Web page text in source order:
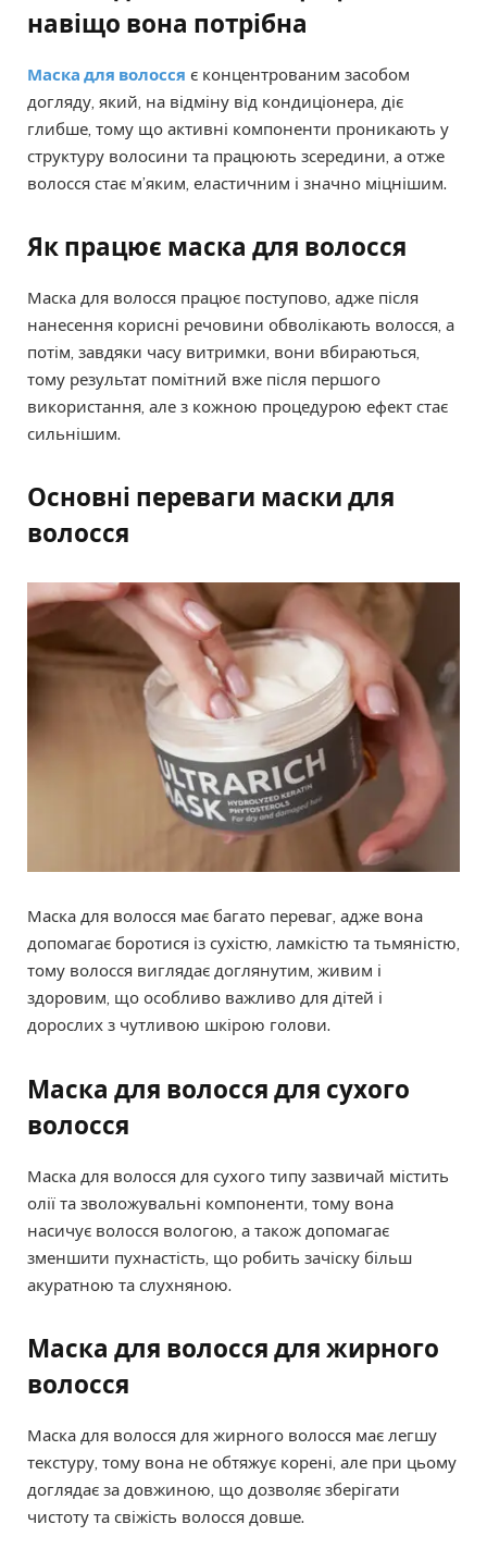
навіщо вона потрібна
Маска для волосся є концентрованим засобом
догляду, який, на відміну від кондиціонера, діє
глибше, тому що активні компоненти проникають у
структуру волосини та працюють зсередини, а отже
волосся стає м’яким, еластичним і значно міцнішим.
Як працює маска для волосся
Маска для волосся працює поступово, адже після
нанесення корисні речовини обволікають волосся, а
потім, завдяки часу витримки, вони вбираються,
тому результат помітний вже після першого
використання, але з кожною процедурою ефект стає
сильнішим.
Основні переваги маски для
волосся
Маска для волосся має багато переваг, адже вона
допомагає боротися із сухістю, ламкістю та тьмяністю,
тому волосся виглядає доглянутим, живим і
здоровим, що особливо важливо для дітей і
дорослих з чутливою шкірою голови.
Маска для волосся для сухого
волосся
Маска для волосся для сухого типу зазвичай містить
олії та зволожувальні компоненти, тому вона
насичує волосся вологою, а також допомагає
зменшити пухнастість, що робить зачіску більш
акуратною та слухняною.
Маска для волосся для жирного
волосся
Маска для волосся для жирного волосся має легшу
текстуру, тому вона не обтяжує корені, але при цьому
доглядає за довжиною, що дозволяє зберігати
чистоту та свіжість волосся довше.